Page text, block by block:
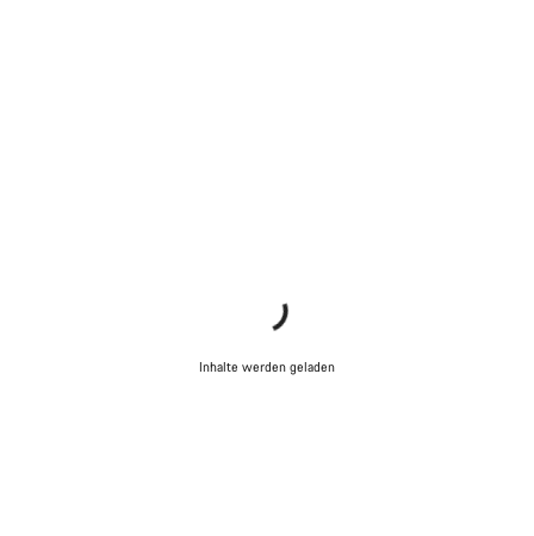
Inhalte werden geladen